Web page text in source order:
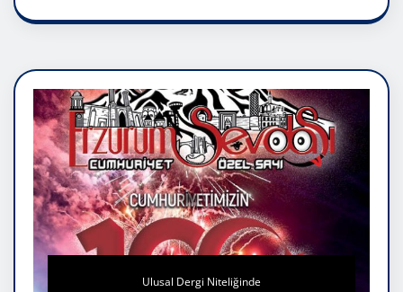
Ulusal Dergi Niteliğinde